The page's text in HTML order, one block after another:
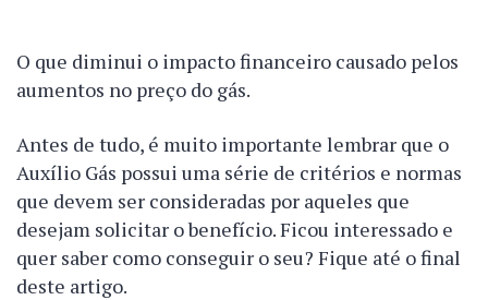
O que diminui o impacto financeiro causado pelos
aumentos no preço do gás.
Antes de tudo, é muito importante lembrar que o
Auxílio Gás possui uma série de critérios e normas
que devem ser consideradas por aqueles que
desejam solicitar o benefício. Ficou interessado e
quer saber como conseguir o seu? Fique até o final
deste artigo.